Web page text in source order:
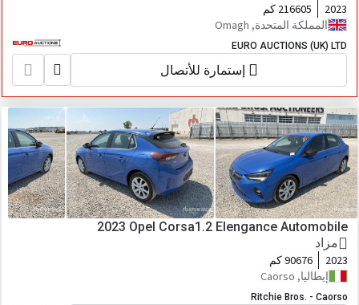
2023
216605 كم
المملكة المتحدة, Omagh
EURO AUCTIONS (UK) LTD
إستمارة للأتصال
2023 Opel Corsa1.2 Elengance Automobile
مزاد
2023
90676 كم
إيطاليا, Caorso
Ritchie Bros. - Caorso